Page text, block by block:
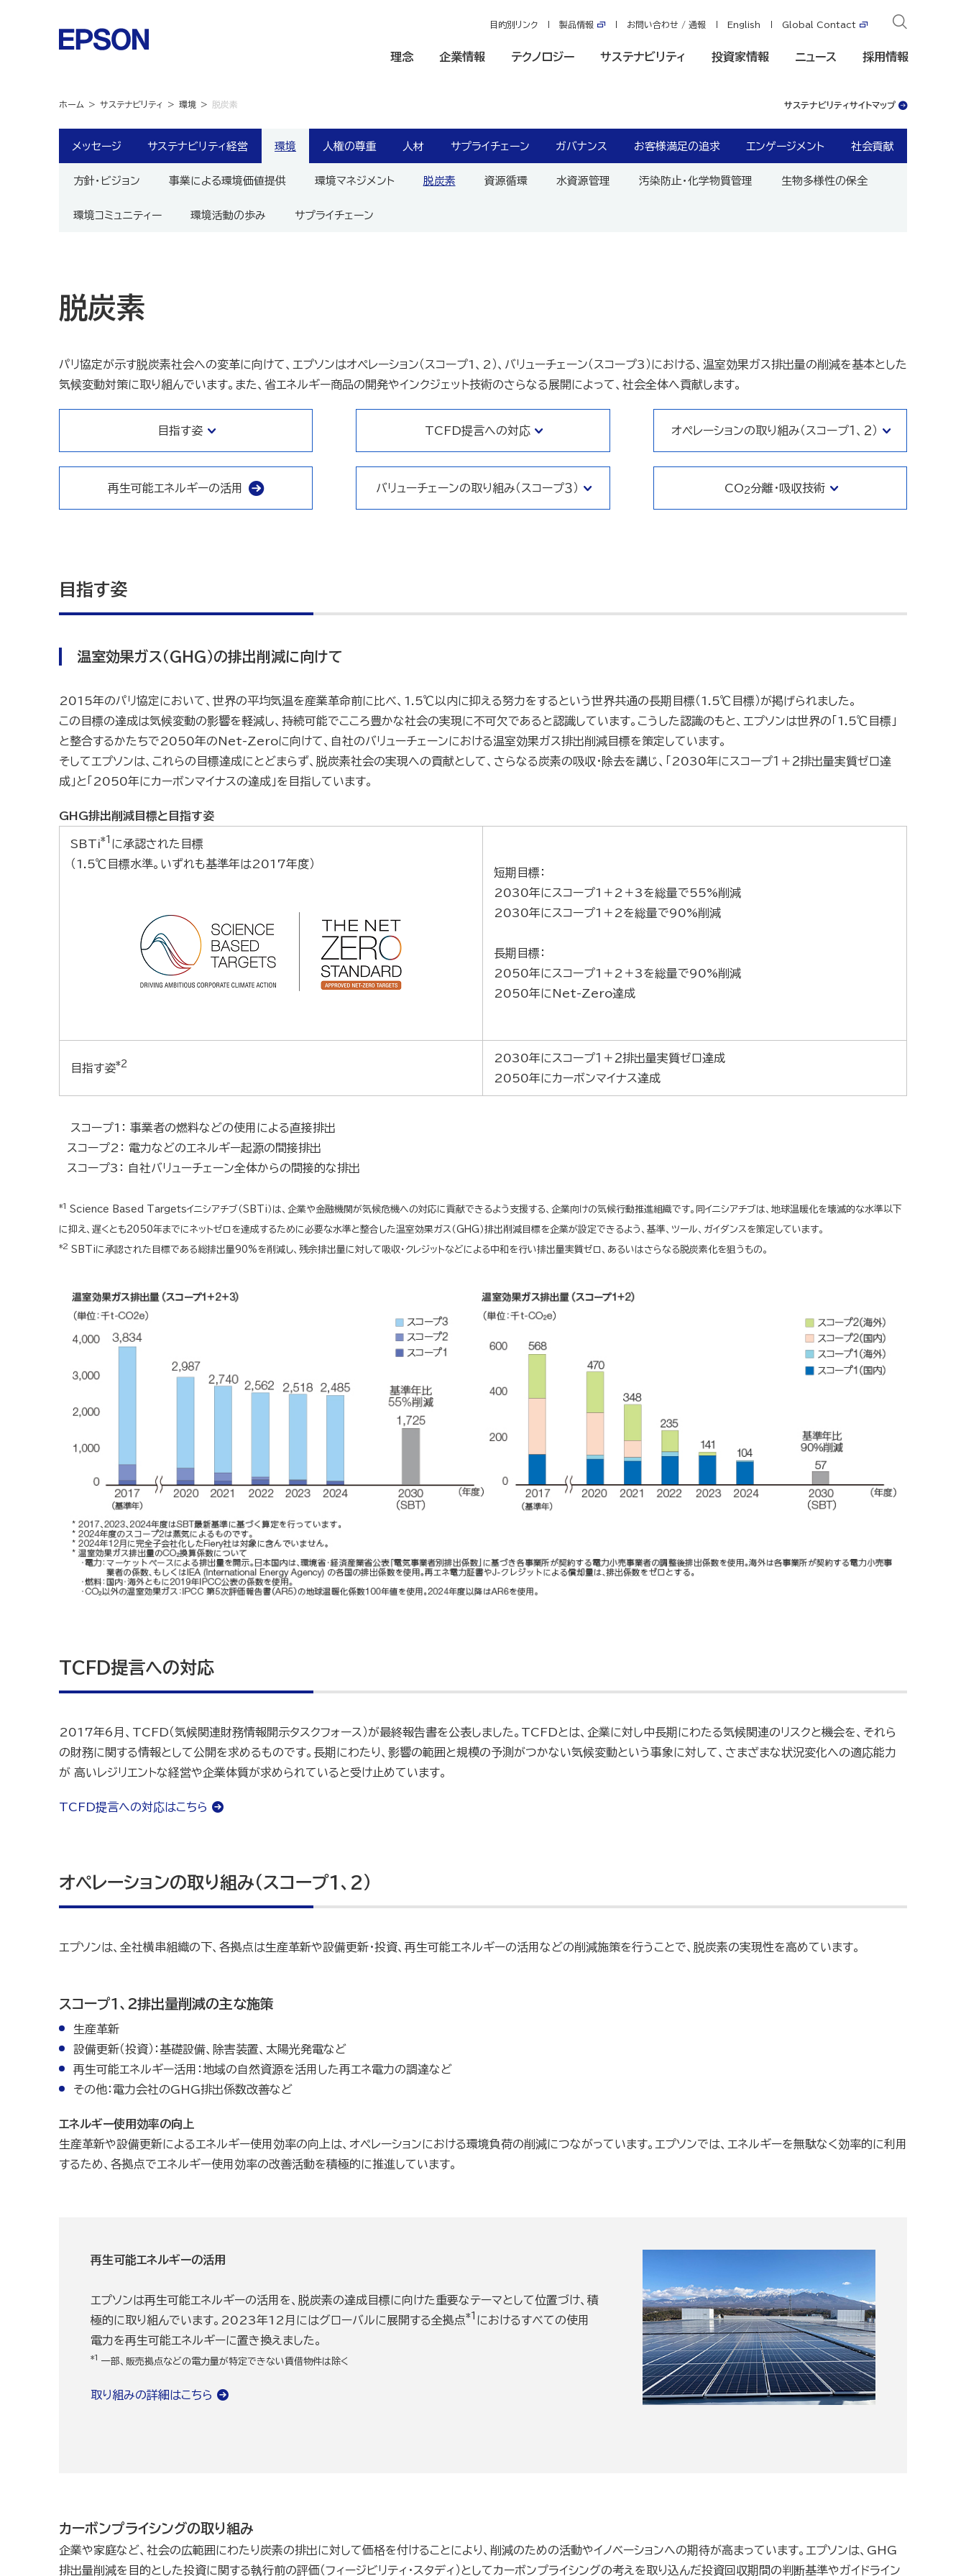
目的別リンク 製品情報 お問い合わせ / 通報 English Global Contact
理念 企業情報 テクノロジー サステナビリティ 投資家情報 ニュース 採用情報
サステナビリティサイトマップ
ホーム サステナビリティ 環境 脱炭素
メッセージ サステナビリティ経営 環境
方針・ビジョン 事業による環境価値提供 環境マネジメント 脱炭素 資源循環 水資源管理 汚染防止・化学物質管理 生物多様性の保全
環境コミュニティー 環境活動の歩み サプライチェーン
人権の尊重 人材 サプライチェーン ガバナンス お客様満足の追求 エンゲージメント 社会貢献
脱炭素
パリ協定が示す脱炭素社会への変革に向けて、エプソンはオペレーション（スコープ1、2）、バリューチェーン（スコープ3）における、温室効果ガス排出量の削減を基本とした
気候変動対策に取り組んでいます。また、省エネルギー商品の開発やインクジェット技術のさらなる展開によって、社会全体へ貢献します。
目指す姿 TCFD提言への対応 オペレーションの取り組み（スコープ１、２）
再生可能エネルギーの活用 バリューチェーンの取り組み（スコープ３） CO2分離・吸収技術
目指す姿
温室効果ガス（GHG）の排出削減に向けて
2015年のパリ協定において、世界の平均気温を産業革命前に比べ、1.5℃以内に抑える努力をするという世界共通の長期目標（1.5℃目標）が掲げられました。
この目標の達成は気候変動の影響を軽減し、持続可能でこころ豊かな社会の実現に不可欠であると認識しています。こうした認識のもと、エプソンは世界の「1.5℃目標」
と整合するかたちで2050年のNet-Zeroに向けて、自社のバリューチェーンにおける温室効果ガス排出削減目標を策定しています。
そしてエプソンは、これらの目標達成にとどまらず、脱炭素社会の実現への貢献として、さらなる炭素の吸収・除去を講じ、「2030年にスコープ１＋２排出量実質ゼロ達
成」と「2050年にカーボンマイナスの達成」を目指しています。
GHG排出削減目標と目指す姿
SBTi*1 に承認された目標
（1.5℃目標水準。いずれも基準年は2017年度）
短期目標：
2030年にスコープ1＋2＋3を総量で55%削減
2030年にスコープ1＋2を総量で90%削減
長期目標：
2050年にスコープ1＋2＋3を総量で90%削減
2050年にNet-Zero達成
目指す姿*2
2030年にスコープ１＋２排出量実質ゼロ達成
2050年にカーボンマイナス達成
スコープ1： 事業者の燃料などの使用による直接排出
スコープ2： 電力などのエネルギー起源の間接排出
スコープ3： 自社バリューチェーン全体からの間接的な排出
*1 Science Based Targetsイニシアチブ（SBTi）は、企業や金融機関が気候危機への対応に貢献できるよう支援する、企業向けの気候行動推進組織です。同イニシアチブは、地球温暖化を壊滅的な水準以下
に抑え、遅くとも2050年までにネットゼロを達成するために必要な水準と整合した温室効果ガス（GHG）排出削減目標を企業が設定できるよう、基準、ツール、ガイダンスを策定しています。
*2 SBTiに承認された目標である総排出量90%を削減し、残余排出量に対して吸収・クレジットなどによる中和を行い排出量実質ゼロ、あるいはさらなる脱炭素化を狙うもの。
TCFD提言への対応
2017年6月、TCFD（気候関連財務情報開示タスクフォース）が最終報告書を公表しました。TCFDとは、企業に対し中長期にわたる気候関連のリスクと機会を、それら
の財務に関する情報として公開を求めるものです。長期にわたり、影響の範囲と規模の予測がつかない気候変動という事象に対して、さまざまな状況変化への適応能力
が 高いレジリエントな経営や企業体質が求められていると受け止めています。
TCFD提言への対応はこちら
オペレーションの取り組み（スコープ1、2）
エプソンは、全社横串組織の下、各拠点は生産革新や設備更新・投資、再生可能エネルギーの活用などの削減施策を行うことで、脱炭素の実現性を高めています。
スコープ１、２排出量削減の主な施策
生産革新
設備更新（投資）：基礎設備、除害装置、太陽光発電など
再生可能エネルギー活用：地域の自然資源を活用した再エネ電力の調達など
その他：電力会社のGHG排出係数改善など
エネルギー使用効率の向上
生産革新や設備更新によるエネルギー使用効率の向上は、オペレーションにおける環境負荷の削減につながっています。エプソンでは、エネルギーを無駄なく効率的に利用
するため、各拠点でエネルギー使用効率の改善活動を積極的に推進しています。
再生可能エネルギーの活用
エプソンは再生可能エネルギーの活用を、脱炭素の達成目標に向けた重要なテーマとして位置づけ、積
極的に取り組んでいます。2023年12月にはグローバルに展開する全拠点*1 におけるすべての使用
電力を再生可能エネルギーに置き換えました。
*1 一部、販売拠点などの電力量が特定できない賃借物件は除く
取り組みの詳細はこちら
カーボンプライシングの取り組み
企業や家庭など、社会の広範囲にわたり炭素の排出に対して価格を付けることにより、削減のための活動やイノベーションへの期待が高まっています。エプソンは、GHG
排出量削減を目的とした投資に関する執行前の評価（フィージビリティ・スタディ）としてカーボンプライシングの考えを取り込んだ投資回収期間の判断基準やガイドライン